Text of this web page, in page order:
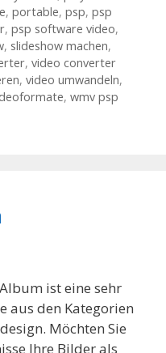
, portable, psp, psp
, psp software video,
, slideshow machen,
, video converter
, video umwandeln,
, wmv psp
ist eine sehr
aus den Kategorien
Möchten Sie
Ihre Bilder als